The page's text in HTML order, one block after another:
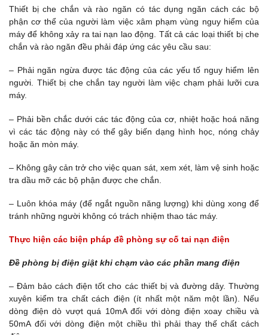
Thiết bị che chắn và rào ngăn có tác dụng ngăn cách các bộ
phận cơ thể của người làm việc xâm phạm vùng nguy hiểm của
máy để không xảy ra tai nạn lao động. Tất cả các loại thiết bị che
chắn và rào ngăn đều phải đáp ứng các yêu cầu sau:
– Phải ngăn ngừa được tác động của các yếu tố nguy hiểm lên
người. Thiết bị che chắn tay người làm việc chạm phải lưỡi cưa
máy.
– Phải bền chắc dưới các tác động của cơ, nhiệt hoặc hoá năng
vì các tác động này có thể gây biến dạng hình học, nóng chảy
hoặc ăn mòn máy.
– Không gây cản trở cho việc quan sát, xem xét, làm vệ sinh hoặc
tra dầu mỡ các bộ phận được che chắn.
– Luôn khóa máy (để ngắt nguồn năng lượng) khi dùng xong để
tránh những người không có trách nhiệm thao tác máy.
Thực hiện các biện pháp đề phòng sự cố tai nạn điện
Đề phòng bị điện giật khi chạm vào các phần mang điện
– Đảm bảo cách điện tốt cho các thiết bị và đường dây. Thường
xuyên kiểm tra chất cách điện (ít nhất một năm một lần). Nếu
dòng điện dò vượt quá 10mA đối với dòng điện xoay chiều và
50mA đối với dòng điện một chiều thì phải thay thế chất cách